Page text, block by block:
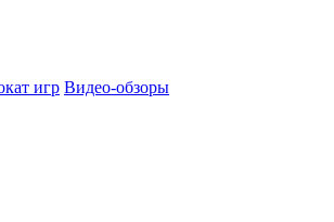
игр Видео-обзоры